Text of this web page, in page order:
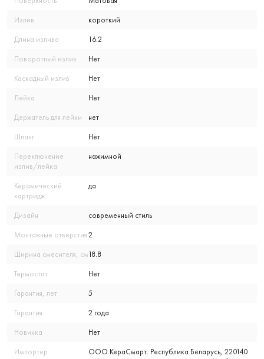
Излив короткий
Длина излива 16.2
Поворотный излив Нет
Каскадный излив Нет
Лейка Нет
Держатель для лейки нет
Шланг Нет
Переключение
излив/лейка
нажимной
Керамический
картридж
да
Дизайн современный стиль
Монтажные отверстия 2
Ширина смесителя, см18.8
Термостат Нет
Гарантия, лет 5
Гарантия 2 года
Новинка Нет
Импортер
ООО КераСмарт. Республика Беларусь, 220140